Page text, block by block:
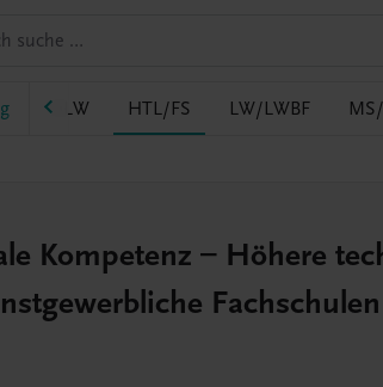
HLW HTL/FS LW/LWBF
Kompetenz – Höhere
Fachschulen